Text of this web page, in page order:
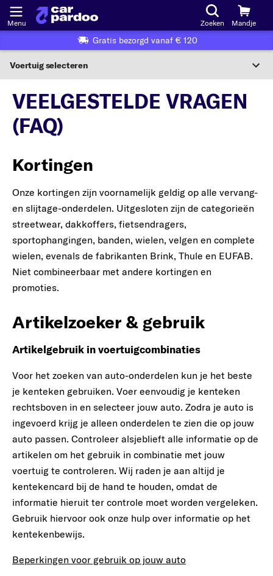
Menu Zoeken Mandje
Gratis bezorgd vanaf € 120
Voertuig selecteren
Selecteer fabrikant
Selecteer model
Selecteer type
VEELGESTELDE VRAGEN
(FAQ)
Kortingen
Onze kortingen zijn voornamelijk geldig op alle vervang-
en slijtage-onderdelen. Uitgesloten zijn de categorieën
streetwear, dakkoffers, fietsendragers,
sportophangingen, banden, wielen, velgen en complete
wielen, evenals de fabrikanten Brink, Thule en EUFAB.
Niet combineerbaar met andere kortingen en
promoties.
Artikelzoeker & gebruik
Artikelgebruik in voertuigcombinaties
Voor het zoeken van auto-onderdelen kun je het beste
je kenteken gebruiken. Voer eenvoudig je kenteken
rechtsboven in en selecteer jouw auto. Zodra je auto is
ingevoerd krijg je alleen onderdelen te zien die op jouw
auto passen. Controleer alsjeblieft alle informatie op de
artikelen om het gebruik in combinatie met jouw
voertuig te controleren. Wij raden je aan altijd je
kentekencard bij de hand te houden, omdat de
informatie hieruit ter controle moet worden vergeleken.
Gebruik hiervoor ook onze hulp over informatie op het
kentekenbewijs.
Beperkingen voor gebruik op jouw auto